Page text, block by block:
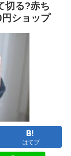
切る?赤ち
ショップ
はてブ